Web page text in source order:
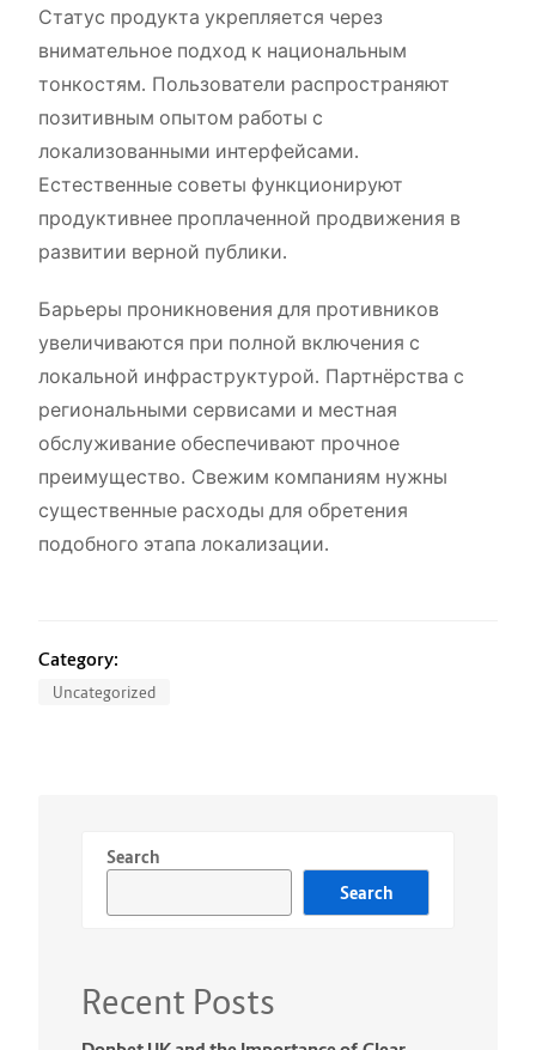
Статус продукта укрепляется через
внимательное подход к национальным
тонкостям. Пользователи распространяют
позитивным опытом работы с
локализованными интерфейсами.
Естественные советы функционируют
продуктивнее проплаченной продвижения в
развитии верной публики.
Барьеры проникновения для противников
увеличиваются при полной включения с
локальной инфраструктурой. Партнёрства с
региональными сервисами и местная
обслуживание обеспечивают прочное
преимущество. Свежим компаниям нужны
существенные расходы для обретения
подобного этапа локализации.
Category:
Uncategorized
Search
Search
Recent Posts